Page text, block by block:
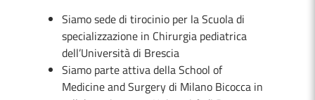
Siamo sede di tirocinio per la Scuola di
specializzazione in Chirurgia pediatrica
dell’Università di Brescia
Siamo parte attiva della School of
Medicine and Surgery di Milano Bicocca in